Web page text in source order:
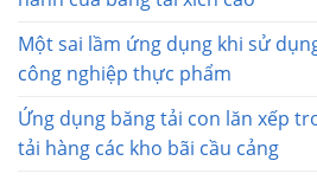
Một sai lầm ứng dụng khi sử
công nghiệp thực phẩm
Ứng dụng băng tải con lăn xếp
tải hàng các kho bãi cầu cảng